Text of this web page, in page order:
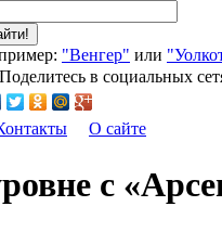
"Венгер" или
Поделитесь в социальных
О сайте
с